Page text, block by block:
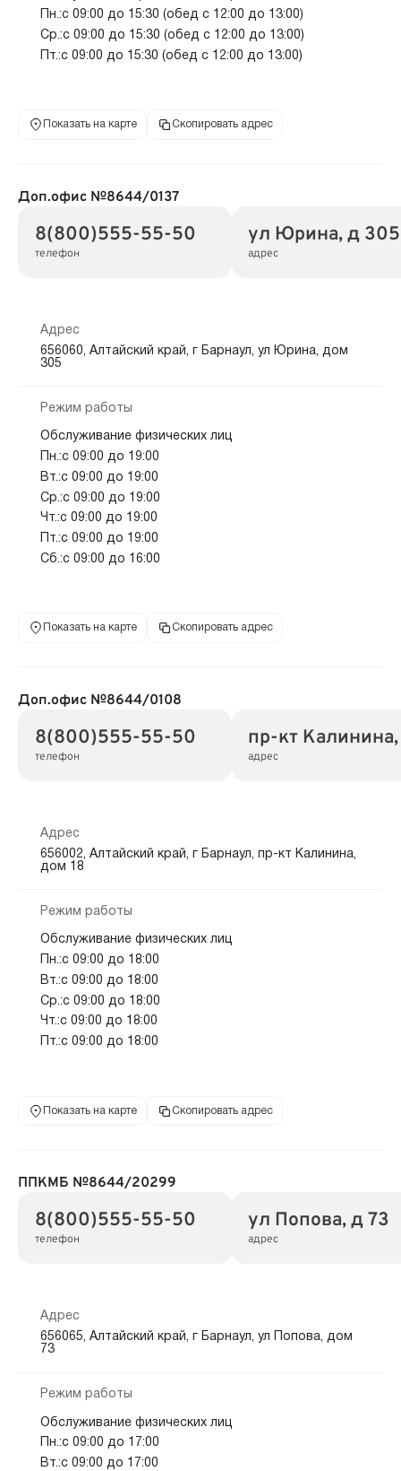
Пн.:с 09:00 до 15:30 (обед с 12:00 до 13:00)
Ср.:с 09:00 до 15:30 (обед с 12:00 до 13:00)
Пт.:с 09:00 до 15:30 (обед с 12:00 до 13:00)
Показать на карте Скопировать адрес
Доп.офис №8644/0137
8(800)555-55-50
телефон
ул Юрина, д 305
адрес
Адрес
656060, Алтайский край, г Барнаул, ул Юрина, дом
305
Режим работы
Обслуживание физических лиц
Пн.:с 09:00 до 19:00
Вт.:с 09:00 до 19:00
Ср.:с 09:00 до 19:00
Чт.:с 09:00 до 19:00
Пт.:с 09:00 до 19:00
Сб.:с 09:00 до 16:00
Показать на карте Скопировать адрес
Доп.офис №8644/0108
8(800)555-55-50
телефон
пр-кт Калинина,
адрес
Адрес
656002, Алтайский край, г Барнаул, пр-кт Калинина,
дом 18
Режим работы
Обслуживание физических лиц
Пн.:с 09:00 до 18:00
Вт.:с 09:00 до 18:00
Ср.:с 09:00 до 18:00
Чт.:с 09:00 до 18:00
Пт.:с 09:00 до 18:00
Показать на карте Скопировать адрес
ППКМБ №8644/20299
8(800)555-55-50
телефон
ул Попова, д 73
адрес
Адрес
656065, Алтайский край, г Барнаул, ул Попова, дом
73
Режим работы
Обслуживание физических лиц
Пн.:с 09:00 до 17:00
Вт.:с 09:00 до 17:00